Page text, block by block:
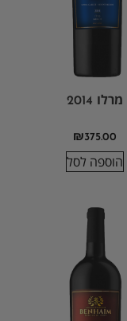
מרלו 2014
₪375.00
הוספה לסל